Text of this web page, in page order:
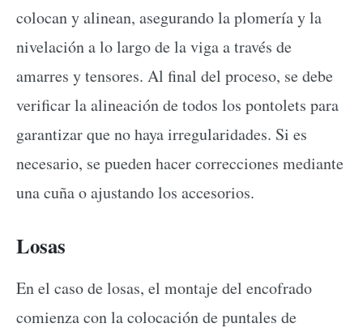
colocan y alinean, asegurando la plomería y la
nivelación a lo largo de la viga a través de
amarres y tensores. Al final del proceso, se debe
verificar la alineación de todos los pontolets para
garantizar que no haya irregularidades. Si es
necesario, se pueden hacer correcciones mediante
una cuña o ajustando los accesorios.
Losas
En el caso de losas, el montaje del encofrado
comienza con la colocación de puntales de